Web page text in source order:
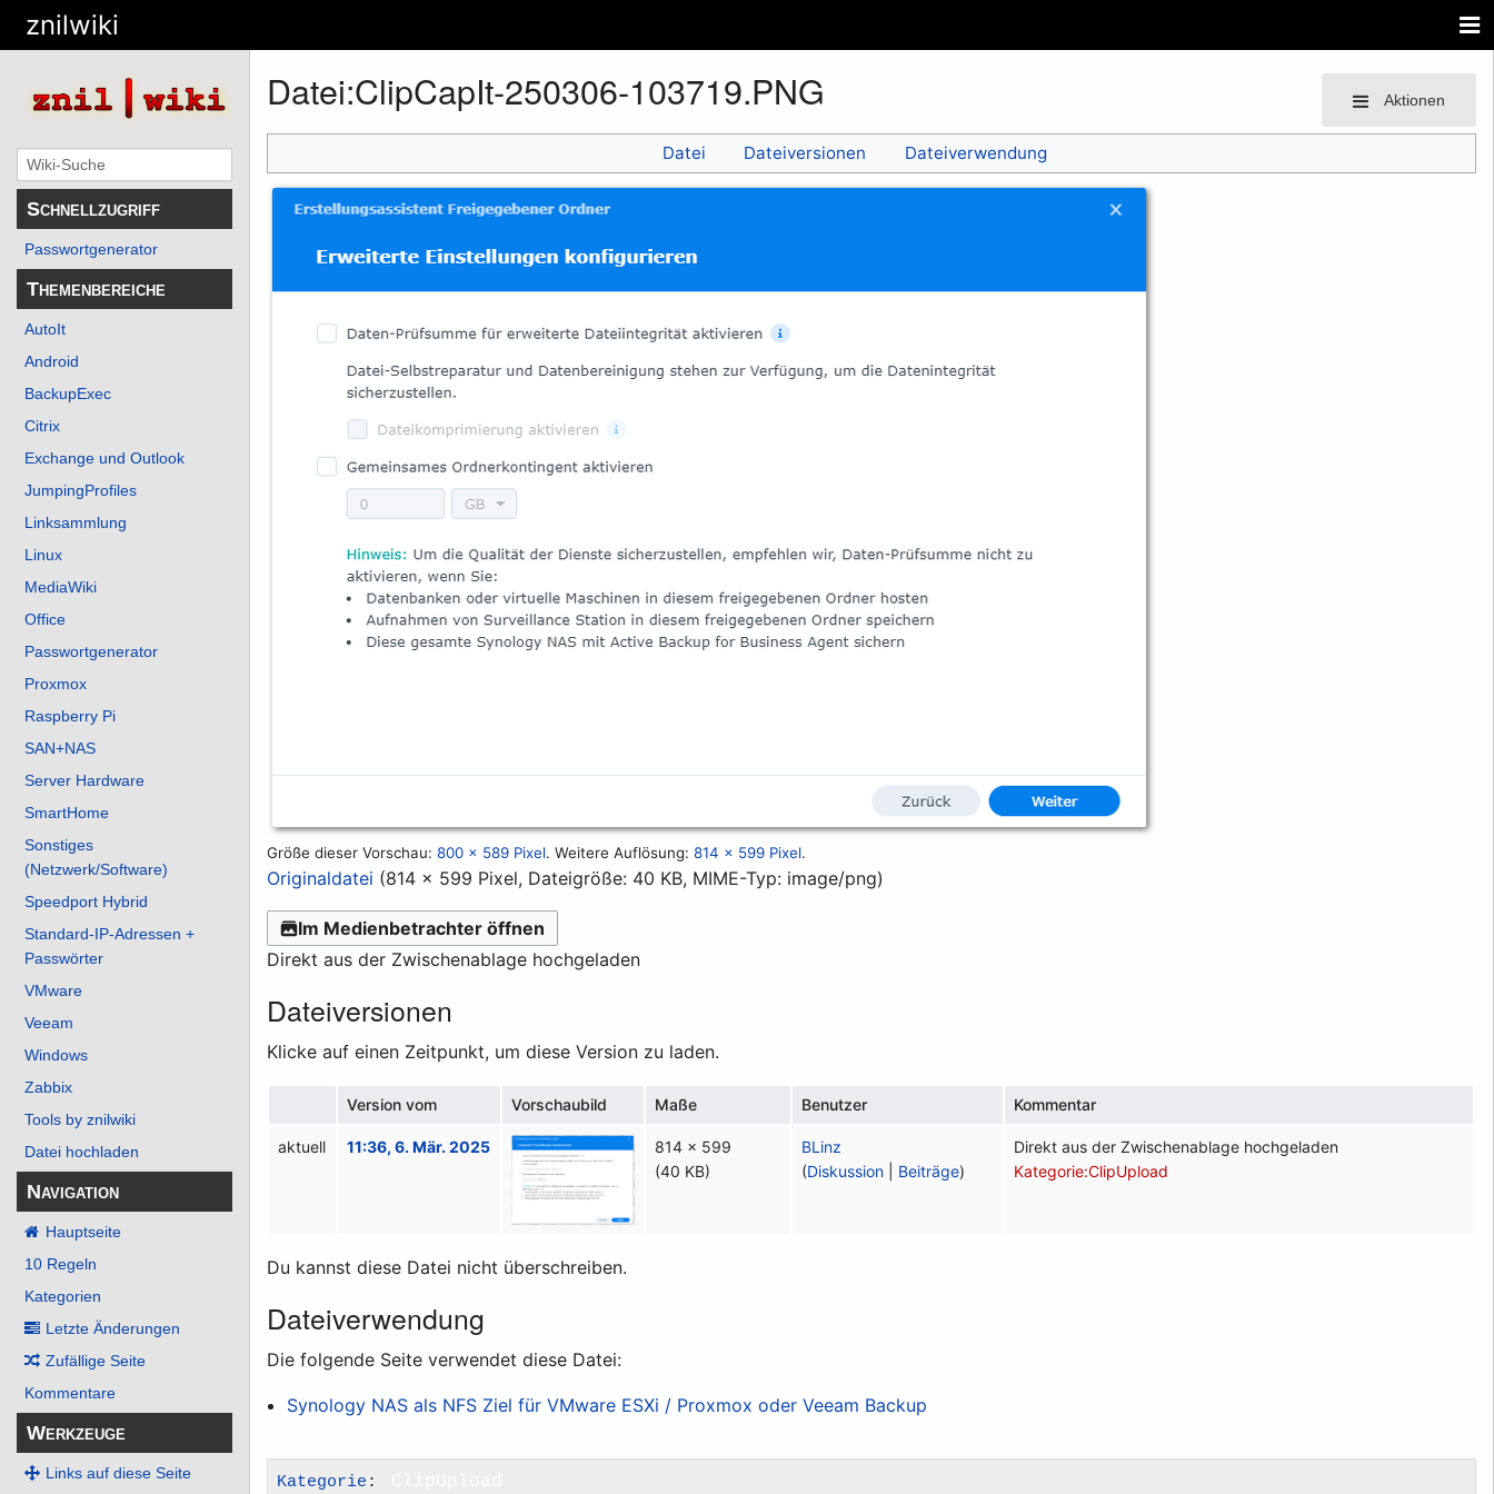
znilwiki
Schnellzugriff
Passwortgenerator
Themenbereiche
AutoIt
Android
BackupExec
Citrix
Exchange und Outlook
JumpingProfiles
Linksammlung
Linux
MediaWiki
Office
Passwortgenerator
Proxmox
Raspberry Pi
SAN+NAS
Server Hardware
SmartHome
Sonstiges
(Netzwerk/Software)
Speedport Hybrid
Standard-IP-Adressen +
Passwörter
VMware
Veeam
Windows
Zabbix
Tools by znilwiki
Datei hochladen
Navigation
Hauptseite
10 Regeln
Kategorien
Letzte Änderungen
Zufällige Seite
Kommentare
Werkzeuge
Links auf diese Seite
Aktionen
Datei:ClipCapIt-250306-103719.PNG
Datei Dateiversionen Dateiverwendung
Größe dieser Vorschau:800 × 589 Pixel.Weitere Auflösung:814 × 599 Pixel.
Originaldatei (814 × 599 Pixel, Dateigröße: 40 KB, MIME-Typ: image/png)
Im Medienbetrachter öffnen
Direkt aus der Zwischenablage hochgeladen
Dateiversionen
Klicke auf einen Zeitpunkt, um diese Version zu laden.
Version vom Vorschaubild Maße Benutzer Kommentar
aktuell 11:36, 6. Mär. 2025
814 × 599
(40 KB)
BLinz
(Diskussion Beiträge)
Direkt aus der Zwischenablage hochgeladen
Kategorie:ClipUpload
Du kannst diese Datei nicht überschreiben.
Dateiverwendung
Die folgende Seite verwendet diese Datei:
Synology NAS als NFS Ziel für VMware ESXi / Proxmox oder Veeam Backup
Kategorie :